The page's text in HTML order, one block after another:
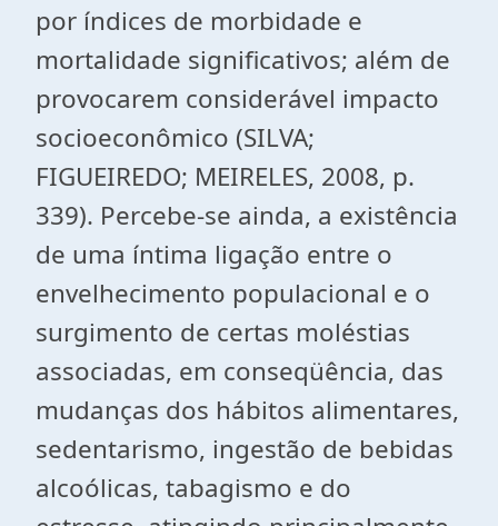
por índices de morbidade e
mortalidade significativos; além de
provocarem considerável impacto
socioeconômico (SILVA;
FIGUEIREDO; MEIRELES, 2008, p.
339). Percebe-se ainda, a existência
de uma íntima ligação entre o
envelhecimento populacional e o
surgimento de certas moléstias
associadas, em conseqüência, das
mudanças dos hábitos alimentares,
sedentarismo, ingestão de bebidas
alcoólicas, tabagismo e do